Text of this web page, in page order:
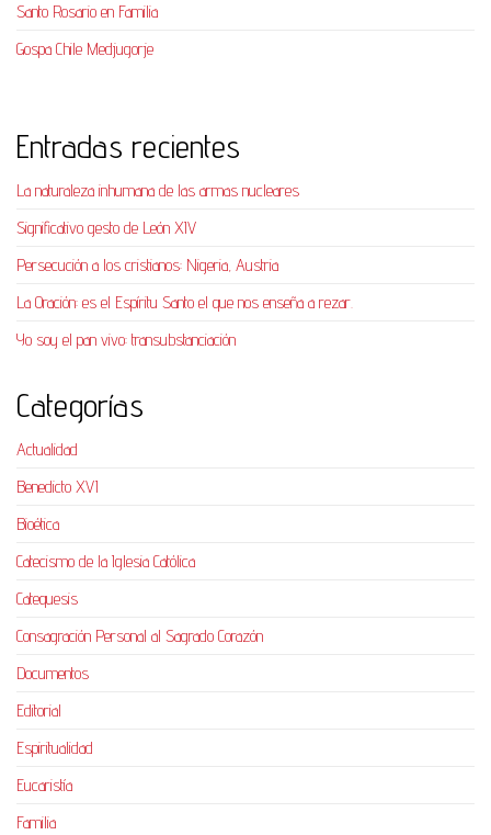
Santo Rosario en Familia
Gospa Chile Medjugorje
Entradas recientes
La naturaleza inhumana de las armas nucleares
Significativo gesto de León XIV
Persecución a los cristianos: Nigeria, Austria
La Oración: es el Espíritu Santo el que nos enseña a rezar.
Yo soy el pan vivo: transubstanciación
Categorías
Actualidad
Benedicto XVI
Bioética
Catecismo de la Iglesia Católica
Catequesis
Consagración Personal al Sagrado Corazón
Documentos
Editorial
Espiritualidad
Eucaristía
Familia